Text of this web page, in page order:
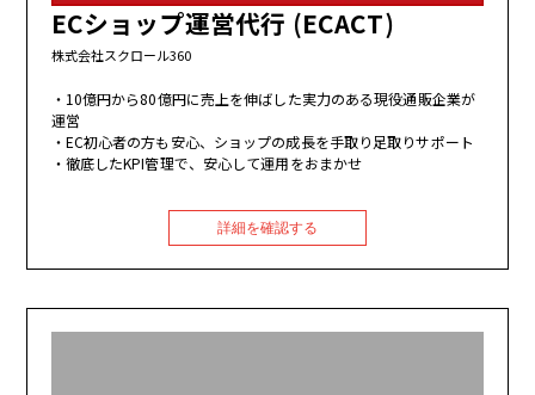
ECショップ運営代行 (ECACT)
株式会社スクロール360
10億円から80億円に売上を伸ばした実力のある現役通販企業が
運営
EC初心者の方も安心、ショップの成長を手取り足取りサポート
徹底したKPI管理で、安心して運用をおまかせ
詳細を確認する